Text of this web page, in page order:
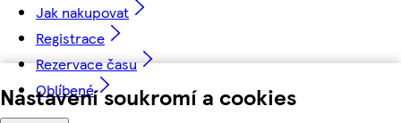
Nastavení soukromí a cookies
Jak nakupovat
Registrace
Rezervace času
Oblíbené